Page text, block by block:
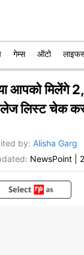
गेम्स ऑटो
आपको मिलेंगे
लिस्ट चेक
by: Alisha Garg
NewsPoint